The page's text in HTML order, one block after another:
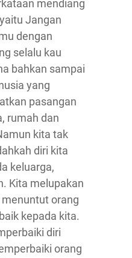
mendiang
Jangan
dengan
selalu kau
bahkan sampai
yang
pasangan
rumah dan
kita tak
diri kita
keluarga,
Kita melupakan
orang
kepada kita.
diri
orang